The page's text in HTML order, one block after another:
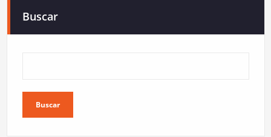
Buscar
Buscar